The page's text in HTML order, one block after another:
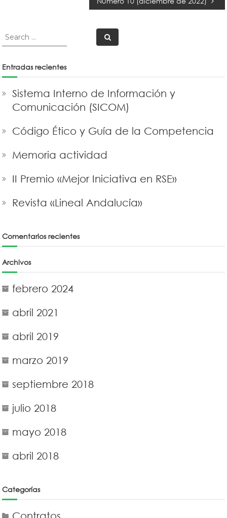
entradas
Search
Search
Entradas recientes
Sistema Interno de Información y
Comunicación (SICOM)
Código Ético y Guía de la Competencia
Memoria actividad
II Premio «Mejor Iniciativa en RSE»
Revista «Lineal Andalucía»
Comentarios recientes
Archivos
febrero 2024
abril 2021
abril 2019
marzo 2019
septiembre 2018
julio 2018
mayo 2018
abril 2018
Categorías